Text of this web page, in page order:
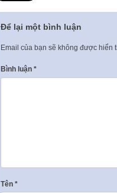
Để lại một bình luận
Email của bạn sẽ không được hiển
Bình luận *
Tên *